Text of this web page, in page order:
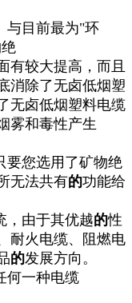
与目前最为"环
有较大提高，而且
消除了无卤低烟塑
无卤低烟塑料电缆
雾和毒性产生
要您选用了矿物绝
无法共有的功能给
，由于其优越的性
耐火电缆、阻燃电
的发展方向。
何一种电缆